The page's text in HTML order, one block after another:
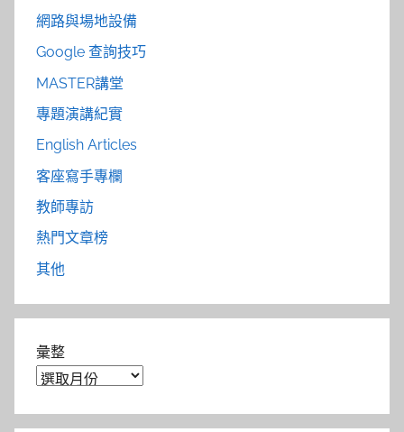
網路與場地設備
Google 查詢技巧
MASTER講堂
專題演講紀實
English Articles
客座寫手專欄
教師專訪
熱門文章榜
其他
彙整